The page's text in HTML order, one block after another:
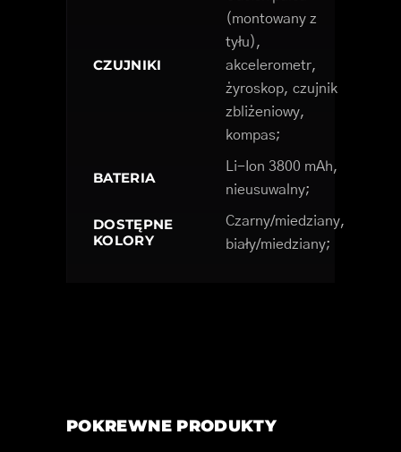
CZUJNIKI
(montowany z
tyłu),
akcelerometr,
żyroskop, czujnik
zbliżeniowy,
kompas;
BATERIA
Li-Ion 3800 mAh,
nieusuwalny;
DOSTĘPNE
KOLORY
Czarny/miedziany,
biały/miedziany;
POKREWNE PRODUKTY